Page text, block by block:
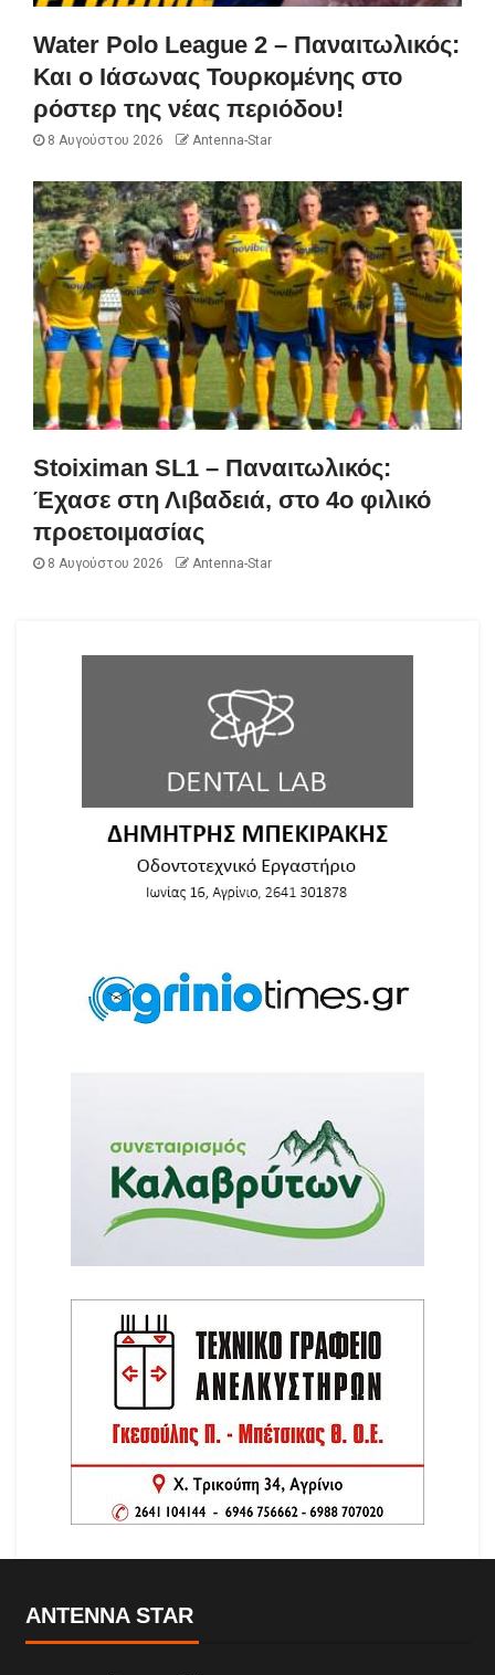
Water Polo League 2 – Παναιτωλικός:
Και ο Ιάσωνας Τουρκομένης στο
ρόστερ της νέας περιόδου!
8 Αυγούστου 2026 Antenna-Star
Stoiximan SL1 – Παναιτωλικός:
Έχασε στη Λιβαδειά, στο 4ο φιλικό
προετοιμασίας
8 Αυγούστου 2026 Antenna-Star
ANTENNA STAR